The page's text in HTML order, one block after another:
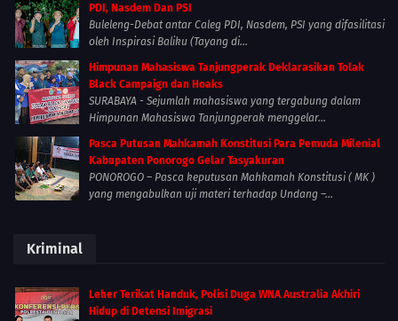
PDI, Nasdem Dan PSI
Buleleng-Debat antar Caleg PDI, Nasdem, PSI yang difasilitasi
oleh Inspirasi Baliku (Tayang di...
Himpunan Mahasiswa Tanjungperak Deklarasikan Tolak
Black Campaign dan Hoaks
SURABAYA - Sejumlah mahasiswa yang tergabung dalam
Himpunan Mahasiswa Tanjungperak menggelar...
Pasca Putusan Mahkamah Konstitusi Para Pemuda Milenial
Kabupaten Ponorogo Gelar Tasyakuran
PONOROGO – Pasca keputusan Mahkamah Konstitusi ( MK )
yang mengabulkan uji materi terhadap Undang –...
Kriminal
Leher Terikat Handuk, Polisi Duga WNA Australia Akhiri
Hidup di Detensi Imigrasi